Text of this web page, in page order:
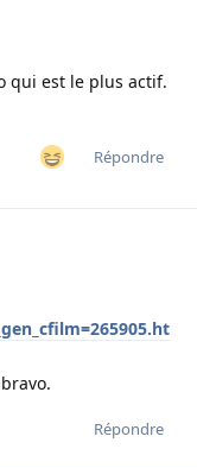
qui est le plus actif.
Répondre
Répondre